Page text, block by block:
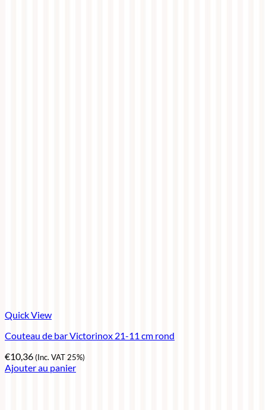
Quick View
Couteau de bar Victorinox 21-11 cm rond
€10,36(Inc. VAT 25%)
Ajouter au panier